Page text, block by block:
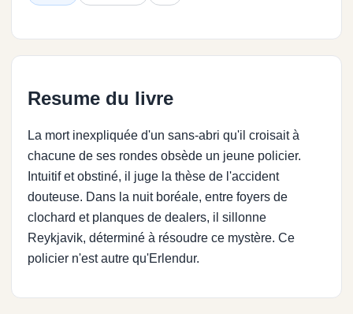
Resume du livre
La mort inexpliquée d'un sans-abri qu'il croisait à
chacune de ses rondes obsède un jeune policier.
Intuitif et obstiné, il juge la thèse de l'accident
douteuse. Dans la nuit boréale, entre foyers de
clochard et planques de dealers, il sillonne
Reykjavik, déterminé à résoudre ce mystère. Ce
policier n'est autre qu'Erlendur.